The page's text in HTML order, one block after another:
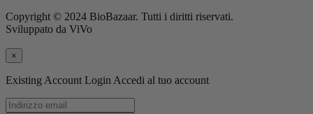
Copyright © 2024 BioBazaar. Tutti i diritti riservati.
Sviluppato da ViVo
×
Existing Account Login Accedi al tuo account